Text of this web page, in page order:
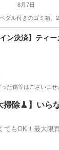
8月7日
ダル付きのゴミ箱
家庭用品
イン決済】ティ
た傷等はございま
駅 食器 テ
掃除🧹】いら
てもOK！最大限